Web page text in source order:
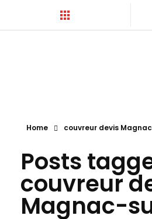
Home couvreur devis
Posts
couvreur
Magnac-